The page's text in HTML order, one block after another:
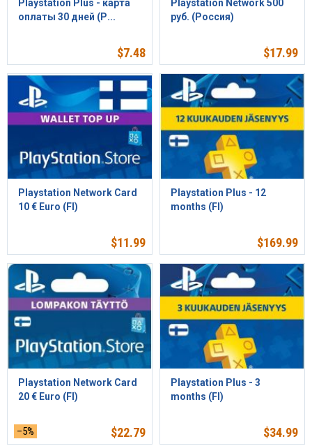
Playstation Plus - карта
оплаты 30 дней (Р...
$7.48
Playstation Network 500
руб. (Россия)
$17.99
Playstation Network Card
10 € Euro (FI)
$11.99
Playstation Plus - 12
months (FI)
$169.99
Playstation Network Card
20 € Euro (FI)
–5% $22.79
Playstation Plus - 3
months (FI)
$34.99